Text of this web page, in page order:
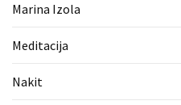
rokavice
Marina Izola
Meditacija
Nakit